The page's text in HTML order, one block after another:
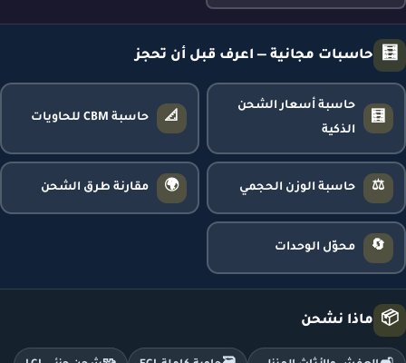
🧮 حاسبات مجانية — اعرف قبل أن تحجز
🧮
حاسبة أسعار الشحن
الذكية
📐 حاسبة CBM للحاويات
⚖️ حاسبة الوزن الحجمي 🌍 مقارنة طرق الشحن
🔄 محوّل الوحدات
📦 ماذا نشحن